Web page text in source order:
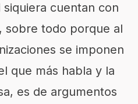
cuentan con
sobre todo porque al
se imponen
que más habla y la
es de argumentos